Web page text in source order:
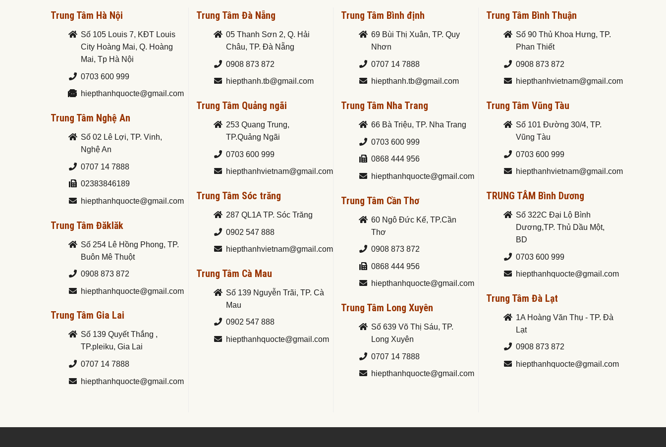
Trung Tâm Hà Nội
Số 105 Louis 7, KĐT Louis
City Hoàng Mai, Q. Hoàng
Mai, Tp Hà Nội
0703 600 999
hiepthanhquocte@gmail.com
Trung Tâm Nghệ An
Số 02 Lê Lợi, TP. Vinh,
Nghệ An
0707 14 7888
02383846189
hiepthanhquocte@gmail.com
Trung Tâm Đăklăk
Số 254 Lê Hồng Phong, TP.
Buôn Mê Thuột
0908 873 872
hiepthanhquocte@gmail.com
Trung Tâm Gia Lai
Số 139 Quyết Thắng ,
TP.pleiku, Gia Lai
0707 14 7888
hiepthanhquocte@gmail.com
Trung Tâm Đà Nẵng
05 Thanh Sơn 2, Q. Hải
Châu, TP. Đà Nẵng
0908 873 872
hiepthanh.tb@gmail.com
Trung Tâm Quảng ngãi
253 Quang Trung,
TP.Quảng Ngãi
0703 600 999
hiepthanhvietnam@gmail.com
Trung Tâm Sóc trăng
287 QL1A TP. Sóc Trăng
0902 547 888
hiepthanhvietnam@gmail.com
Trung Tâm Cà Mau
Số 139 Nguyễn Trãi, TP. Cà
Mau
0902 547 888
hiepthanhquocte@gmail.com
Trung Tâm Bình định
69 Bùi Thị Xuân, TP. Quy
Nhơn
0707 14 7888
hiepthanh.tb@gmail.com
Trung Tâm Nha Trang
66 Bà Triệu, TP. Nha Trang
0703 600 999
0868 444 956
hiepthanhquocte@gmail.com
Trung Tâm Cần Thơ
60 Ngô Đức Kế, TP.Cần
Thơ
0908 873 872
0868 444 956
hiepthanhquocte@gmail.com
Trung Tâm Long Xuyên
Số 639 Võ Thị Sáu, TP.
Long Xuyên
0707 14 7888
hiepthanhquocte@gmail.com
Trung Tâm Bình Thuận
Số 90 Thủ Khoa Hưng, TP.
Phan Thiết
0908 873 872
hiepthanhvietnam@gmail.com
Trung Tâm Vũng Tàu
Số 101 Đường 30/4, TP.
Vũng Tàu
0703 600 999
hiepthanhvietnam@gmail.com
TRUNG TÂM Bình Dương
Số 322C Đại Lộ Bình
Dương,TP. Thủ Dầu Một,
BD
0703 600 999
hiepthanhquocte@gmail.com
Trung Tâm Đà Lạt
1A Hoàng Văn Thụ - TP. Đà
Lạt
0908 873 872
hiepthanhquocte@gmail.com